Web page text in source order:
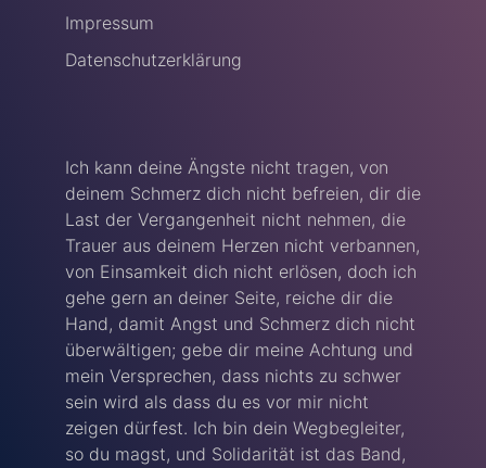
Impressum
Datenschutzerklärung
Ich kann deine Ängste nicht tragen, von
deinem Schmerz dich nicht befreien, dir die
Last der Vergangenheit nicht nehmen, die
Trauer aus deinem Herzen nicht verbannen,
von Einsamkeit dich nicht erlösen, doch ich
gehe gern an deiner Seite, reiche dir die
Hand, damit Angst und Schmerz dich nicht
überwältigen; gebe dir meine Achtung und
mein Versprechen, dass nichts zu schwer
sein wird als dass du es vor mir nicht
zeigen dürfest. Ich bin dein Wegbegleiter,
so du magst, und Solidarität ist das Band,